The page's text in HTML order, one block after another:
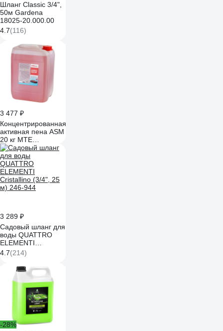
Шланг Classic 3/4",
50м Gardena
18025-20.000.00
4.7(116)
3 477 ₽
Концентрированная
активная пена ASM
20 кг MTE
2893027020
3 289 ₽
Садовый шланг для
воды QUATTRO
ELEMENTI
Cristallino (3/4", 25
м) 246-944
4.7(214)
-28%